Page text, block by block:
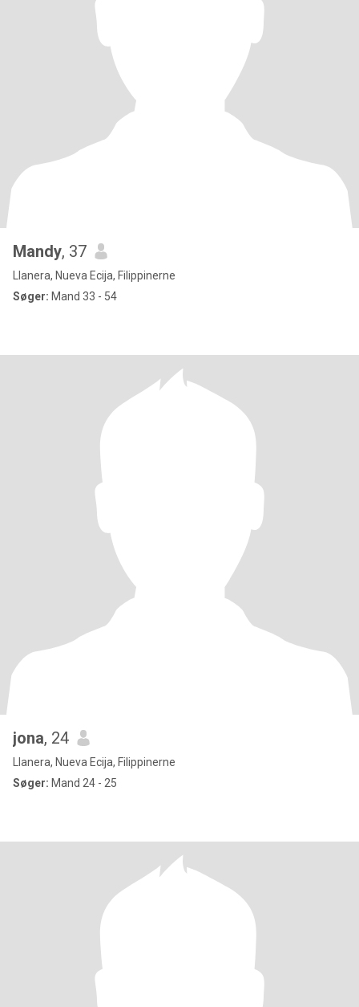
Mandy, 37
Llanera, Nueva Ecija, Filippinerne
Søger: Mand 33 - 54
jona, 24
Llanera, Nueva Ecija, Filippinerne
Søger: Mand 24 - 25